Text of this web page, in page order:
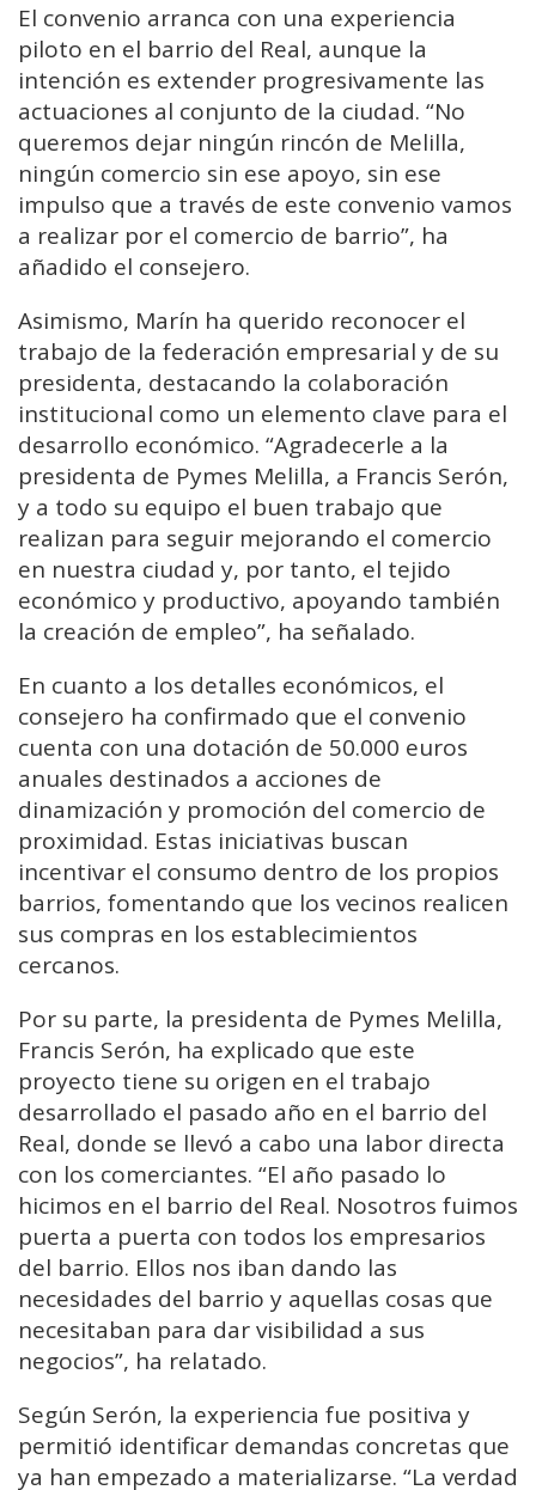
El convenio arranca con una experiencia
piloto en el barrio del Real, aunque la
intención es extender progresivamente las
actuaciones al conjunto de la ciudad. “No
queremos dejar ningún rincón de Melilla,
ningún comercio sin ese apoyo, sin ese
impulso que a través de este convenio vamos
a realizar por el comercio de barrio”, ha
añadido el consejero.
Asimismo, Marín ha querido reconocer el
trabajo de la federación empresarial y de su
presidenta, destacando la colaboración
institucional como un elemento clave para el
desarrollo económico. “Agradecerle a la
presidenta de Pymes Melilla, a Francis Serón,
y a todo su equipo el buen trabajo que
realizan para seguir mejorando el comercio
en nuestra ciudad y, por tanto, el tejido
económico y productivo, apoyando también
la creación de empleo”, ha señalado.
En cuanto a los detalles económicos, el
consejero ha confirmado que el convenio
cuenta con una dotación de 50.000 euros
anuales destinados a acciones de
dinamización y promoción del comercio de
proximidad. Estas iniciativas buscan
incentivar el consumo dentro de los propios
barrios, fomentando que los vecinos realicen
sus compras en los establecimientos
cercanos.
Por su parte, la presidenta de Pymes Melilla,
Francis Serón, ha explicado que este
proyecto tiene su origen en el trabajo
desarrollado el pasado año en el barrio del
Real, donde se llevó a cabo una labor directa
con los comerciantes. “El año pasado lo
hicimos en el barrio del Real. Nosotros fuimos
puerta a puerta con todos los empresarios
del barrio. Ellos nos iban dando las
necesidades del barrio y aquellas cosas que
necesitaban para dar visibilidad a sus
negocios”, ha relatado.
Según Serón, la experiencia fue positiva y
permitió identificar demandas concretas que
ya han empezado a materializarse. “La verdad